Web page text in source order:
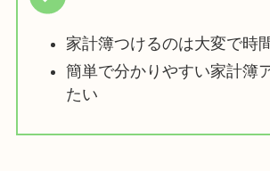
家計簿つけるのは大変で時
簡単で分かりやすい家計簿
たい